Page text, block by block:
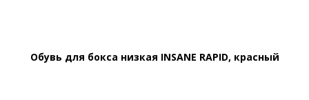
Обувь для бокса низкая INSANE RAPID, красный